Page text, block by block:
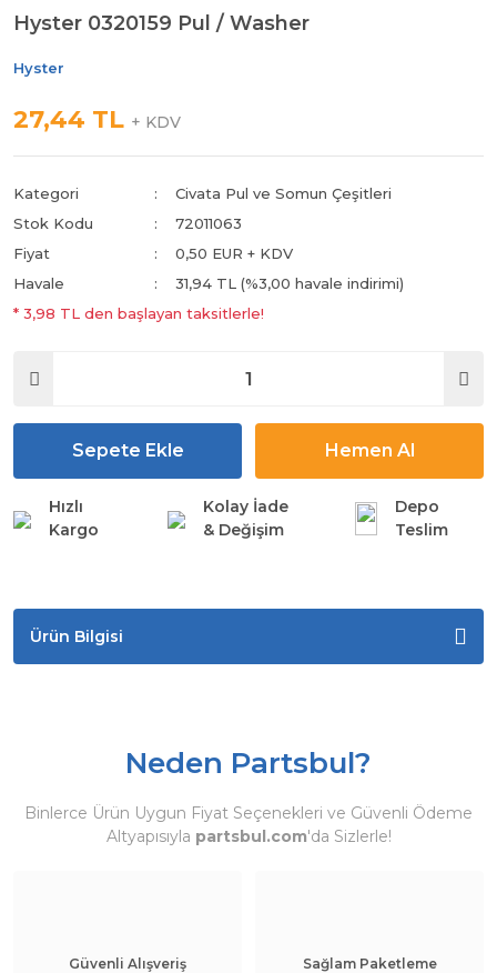
Hyster 0320159 Pul / Washer
Hyster
27,44 TL + KDV
Kategori
Civata Pul ve Somun Çeşitleri
Stok Kodu
72011063
Fiyat
0,50 EUR + KDV
Havale
31,94 TL (%3,00 havale indirimi)
* 3,98 TL den başlayan taksitlerle!
Sepete Ekle Hemen Al
Hızlı
Kargo
Kolay İade
& Değişim
Depo
Teslim
Ürün Bilgisi
Neden Partsbul?
Binlerce Ürün Uygun Fiyat Seçenekleri ve Güvenli Ödeme
Altyapısıyla partsbul.com'da Sizlerle!
Güvenli Alışveriş Sağlam Paketleme